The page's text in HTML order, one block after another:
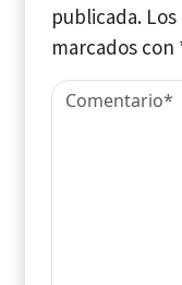
publicada.
marcados con